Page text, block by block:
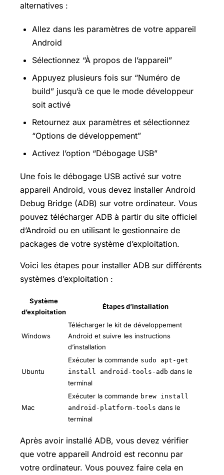
alternatives :
Allez dans les paramètres de votre appareil
Android
Sélectionnez “À propos de l’appareil”
Appuyez plusieurs fois sur “Numéro de
build” jusqu’à ce que le mode développeur
soit activé
Retournez aux paramètres et sélectionnez
“Options de développement”
Activez l’option “Débogage USB”
Une fois le débogage USB activé sur votre
appareil Android, vous devez installer Android
Debug Bridge (ADB) sur votre ordinateur. Vous
pouvez télécharger ADB à partir du site officiel
d’Android ou en utilisant le gestionnaire de
packages de votre système d’exploitation.
Voici les étapes pour installer ADB sur différents
systèmes d’exploitation :
Système
d’exploitation
Étapes d’installation
Windows
Télécharger le kit de développement
Android et suivre les instructions
d’installation
Ubuntu
Exécuter la commande sudo apt-get
install android-tools-adb dans le
terminal
Mac
Exécuter la commande brew install
android-platform-tools dans le
terminal
Après avoir installé ADB, vous devez vérifier
que votre appareil Android est reconnu par
votre ordinateur. Vous pouvez faire cela en